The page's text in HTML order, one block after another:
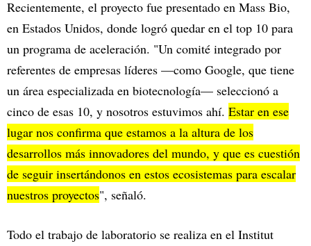
Recientemente, el proyecto fue presentado en Mass Bio,
en Estados Unidos, donde logró quedar en el top 10 para
un programa de aceleración. "Un comité integrado por
referentes de empresas líderes —como Google, que tiene
un área especializada en biotecnología— seleccionó a
cinco de esas 10, y nosotros estuvimos ahí. Estar en ese
lugar nos confirma que estamos a la altura de los
desarrollos más innovadores del mundo, y que es cuestión
de seguir insertándonos en estos ecosistemas para escalar
nuestros proyectos", señaló.
Todo el trabajo de laboratorio se realiza en el Institut